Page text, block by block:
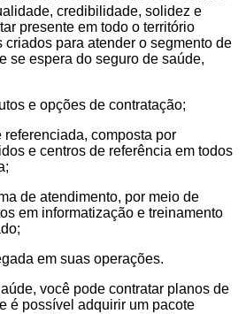
credibilidade, solidez e
presente em todo o território
criados para atender o segmento de
se espera do seguro de saúde,
e opções de contratação;
composta por
e centros de referência em todos
de atendimento, por meio de
em informatização e treinamento
em suas operações.
você pode contratar planos de
é possível adquirir um pacote